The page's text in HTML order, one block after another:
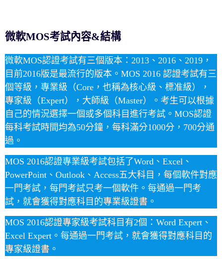
微軟MOS考試內容&結構
微軟MOS認證考試有三個版本：2013、2016、2019，
目前2016版是最流行的版本。MOS 2016 認證考試有三
個等級，專業級（Core，也稱為核心級、標准級），
專家級（Expert），大師級（Master）。考生可以根據
自己的情況選擇一個或多個科目進行考試。MOS認證
每科考試時間均為50分鐘，每科滿分1000分，700分通
過。
MOS 2016認證專業級考試包括了Word、Excel、
PowerPoint、Outlook、Access五大科目，每個軟件對應
一門考試，每門考試只考一個軟件。每通過一門考
試，就會獲得對應科目的專業級證書。
MOS 2016認證專家級考試科目有2個：Word Expert、
Excel Expert。每通過一門考試，就會獲得對應科目的
專家級證書。